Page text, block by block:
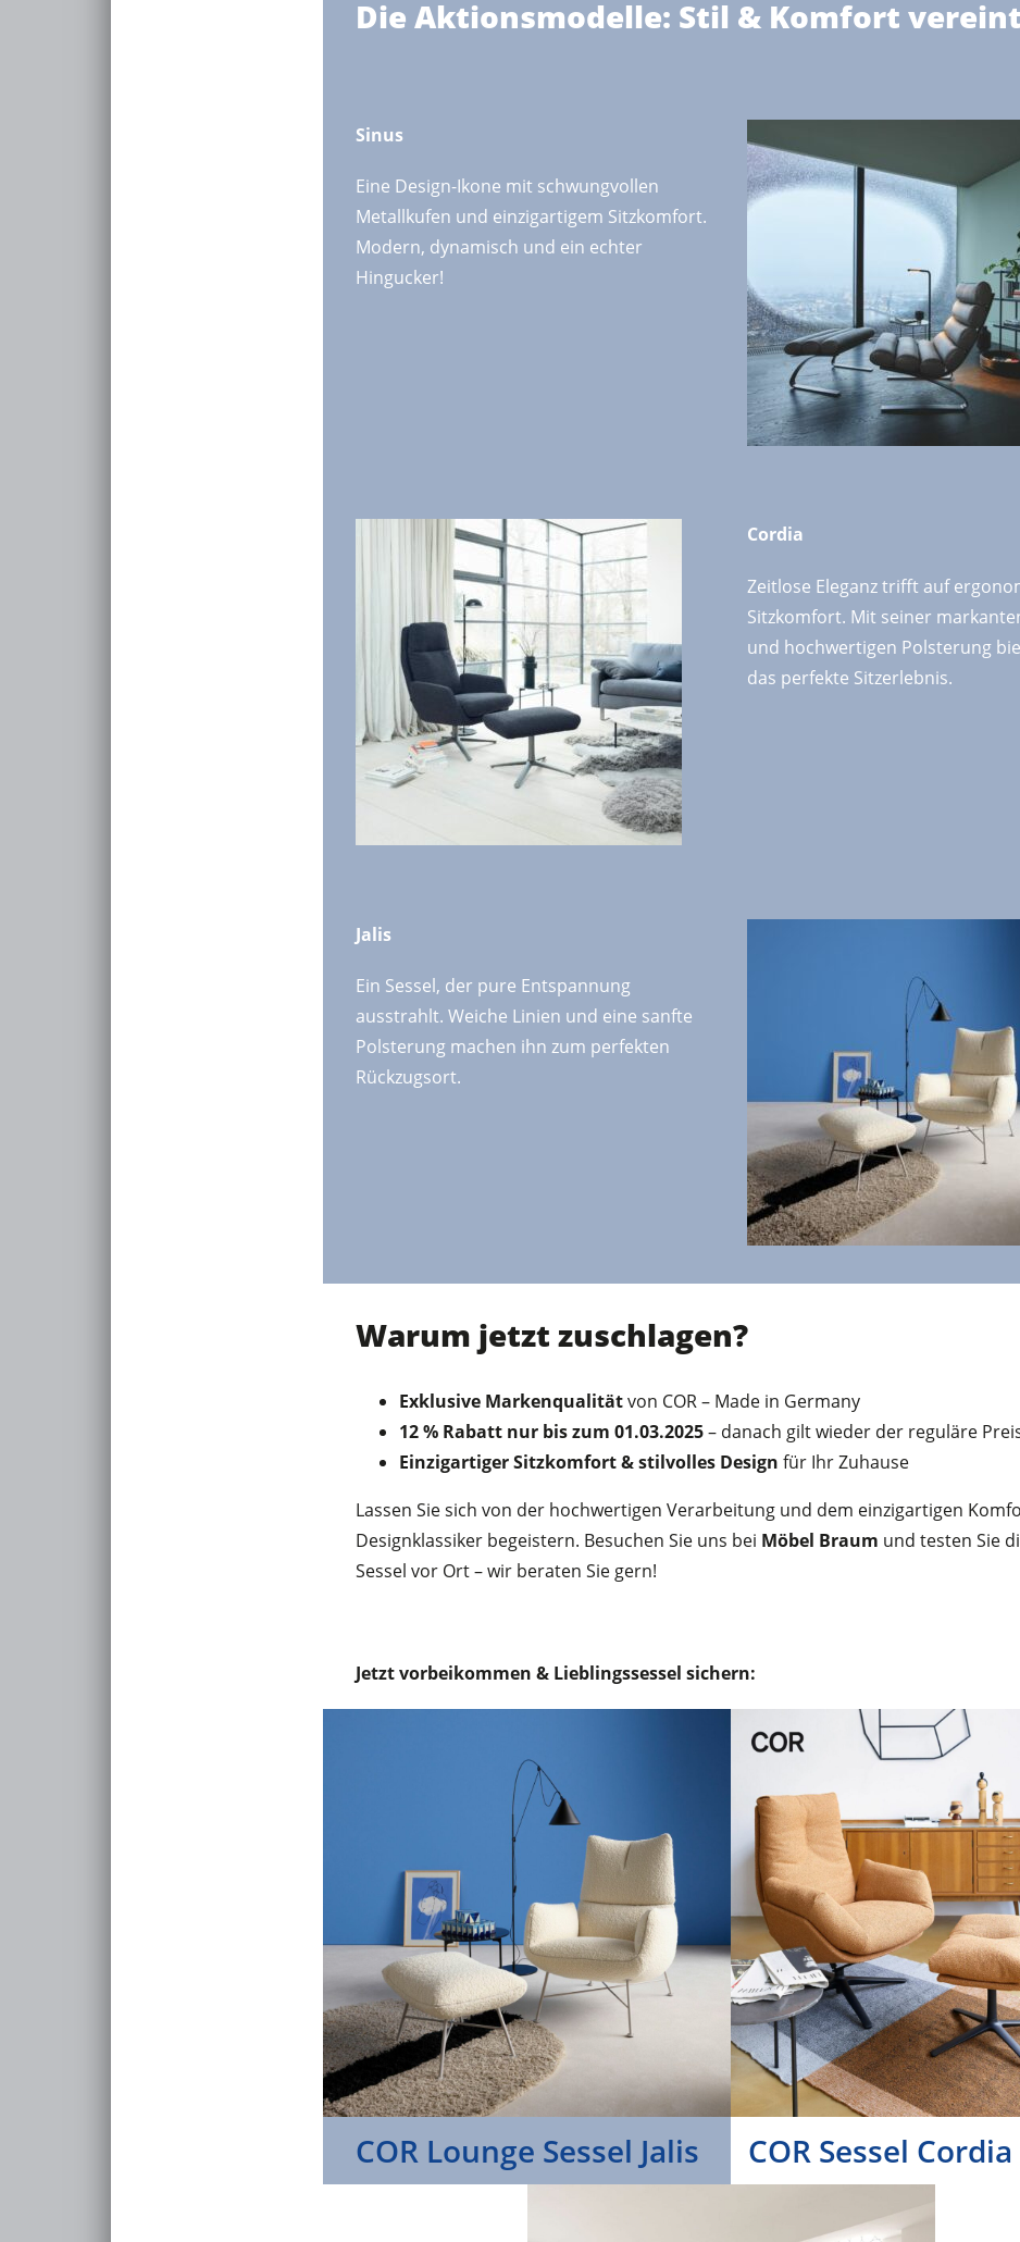
Die Aktionsmodelle: Stil & Komfort vereint
Sinus
Eine Design-Ikone mit schwungvollen
Metallkufen und einzigartigem Sitzkomfort.
Modern, dynamisch und ein echter
Hingucker!
Cordia
Zeitlose Eleganz trifft auf
Sitzkomfort. Mit seiner
und hochwertigen Polsterung
das perfekte Sitzerlebnis.
Jalis
Ein Sessel, der pure Entspannung
ausstrahlt. Weiche Linien und eine sanfte
Polsterung machen ihn zum perfekten
Rückzugsort.
Warum jetzt zuschlagen?
Exklusive Markenqualitätvon COR – Made in Germany
12 % Rabatt nur bis zum 01.03.2025– danach gilt wieder der reguläre
Einzigartiger Sitzkomfort & stilvolles Design für Ihr Zuhause
Lassen Sie sich von der hochwertigen Verarbeitung und dem einzigartigen
Designklassiker begeistern. Besuchen Sie uns bei Möbel Braum und testen Sie
Sessel vor Ort – wir beraten Sie gern!
Jetzt vorbeikommen & Lieblingssessel sichern:
COR Lounge Sessel Jalis COR Sessel